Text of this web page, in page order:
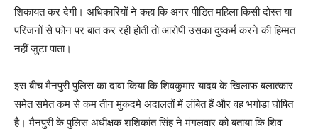
शिकायत कर देगी। अधिकारियों ने कहा कि अगर पीडित महिला किसी दोस्त या
परिजनों से फोन पर बात कर रही होती तो आरोपी उसका दुष्कर्म करने की हिम्मत
नहीं जुटा पाता।
इस बीच मैनपुरी पुलिस का दावा किया कि शिवकुमार यादव के खिलाफ बलात्कार
समेत समेत कम से कम तीन मुकदमे अदालतों में लंबित हैं और वह भगोडा घोषित
है। मैनपुरी के पुलिस अधीक्षक शशिकांत सिंह ने मंगलवार को बताया कि शिव